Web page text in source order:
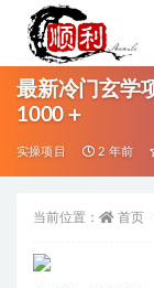
最新冷门玄学
1000＋
实操项目 2 年前
当前位置： 首页
全部